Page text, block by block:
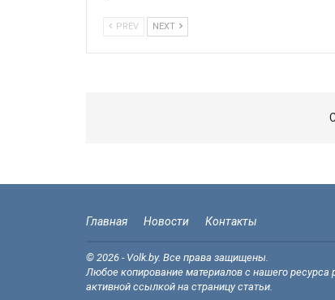
PREV NEXT
Главная Новости Контакты
© 2026 - Volk.by. Все права защищены.
Любое копирование материалов с нашего ресурса
активной ссылкой на страницу статьи.